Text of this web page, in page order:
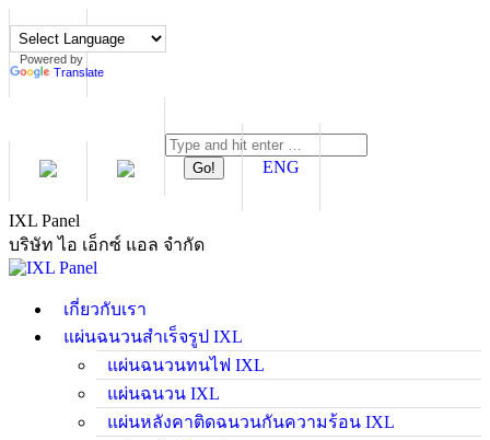
to
content
Powered by
Translate
ENG
IXL Panel
บริษัท ไอ เอ็กซ์ แอล จำกัด
เกี่ยวกับเรา
แผ่นฉนวนสำเร็จรูป IXL
แผ่นฉนวนทนไฟ IXL
แผ่นฉนวน IXL
แผ่นหลังคาติดฉนวนกันความร้อน IXL